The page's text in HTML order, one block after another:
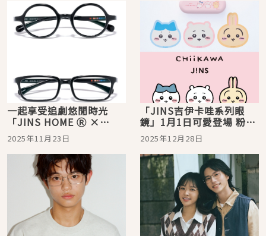
一起享受追劇悠閒時光
「JINS HOME Ⓡ ×
Netflix聯名眼鏡系列」矚
目登場！
2025年11月23日
「JINS吉伊卡哇系列眼
鏡」1月1日可愛登場 粉絲
快來收藏！2月28日前購買
送角色貼紙
2025年12月28日